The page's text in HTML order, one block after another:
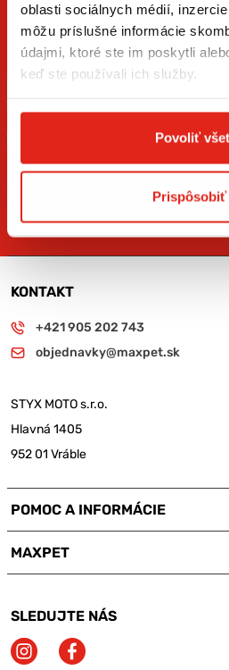
oblasti sociálnych médií,
môžu príslušné informácie
údajmi, ktoré ste im poskytli
keď ste používali ich služby.
Povoliť
Prispôsobiť
Prihláste sa na odber newslettera
novinky.
spracovaním
PRIHLÁSIŤ
KONTAKT
+421 905 202 743
objednavky@maxpet.sk
STYX MOTO s.r.o.
Hlavná 1405
952 01 Vráble
POMOC A INFORMÁCIE
MAXPET
SLEDUJTE NÁS